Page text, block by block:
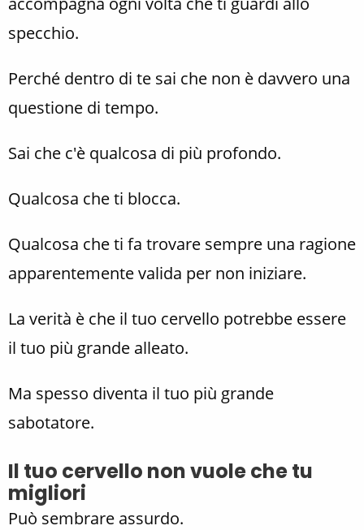
specchio.
Perché dentro di te sai che non è davvero una
questione di tempo.
Sai che c'è qualcosa di più profondo.
Qualcosa che ti blocca.
Qualcosa che ti fa trovare sempre una ragione
apparentemente valida per non iniziare.
La verità è che il tuo cervello potrebbe essere
il tuo più grande alleato.
Ma spesso diventa il tuo più grande
sabotatore.
Il tuo cervello non vuole che tu
migliori
Può sembrare assurdo.